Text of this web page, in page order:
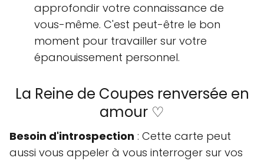
approfondir votre connaissance de
vous-même. C'est peut-être le bon
moment pour travailler sur votre
épanouissement personnel.
La Reine de Coupes renversée en
amour ♡
Besoin d'introspection : Cette carte peut
aussi vous appeler à vous interroger sur vos